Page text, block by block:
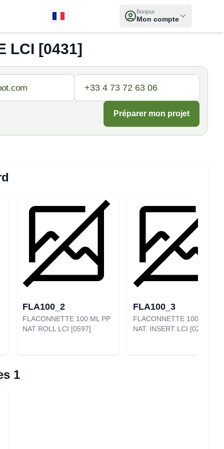
Bonjour
Mon compte
LCI [0431]
Préparer mon projet
FLA100_2
FLACONNETTE 100 ML PP
NAT ROLL LCI [0597]
FLA100_3
FLACONNETTE 100 ML PP
NAT. INSERT LCI [0253]
1